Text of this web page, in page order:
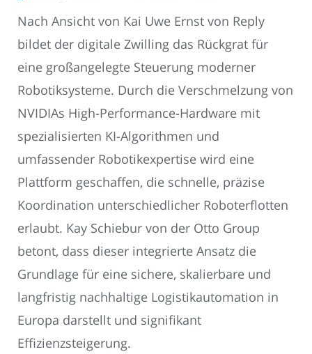
Nach Ansicht von Kai Uwe Ernst von Reply
bildet der digitale Zwilling das Rückgrat für
eine großangelegte Steuerung moderner
Robotiksysteme. Durch die Verschmelzung von
NVIDIAs High-Performance-Hardware mit
spezialisierten KI-Algorithmen und
umfassender Robotikexpertise wird eine
Plattform geschaffen, die schnelle, präzise
Koordination unterschiedlicher Roboterflotten
erlaubt. Kay Schiebur von der Otto Group
betont, dass dieser integrierte Ansatz die
Grundlage für eine sichere, skalierbare und
langfristig nachhaltige Logistikautomation in
Europa darstellt und signifikant
Effizienzsteigerung.